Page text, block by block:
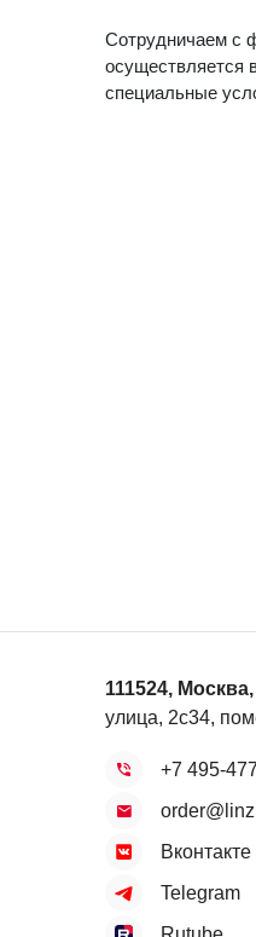
Сотрудничаем с
осуществляется
специальные
111524, Москва,
улица, 2с34,
+7 495-
Вконтакте
Telegram